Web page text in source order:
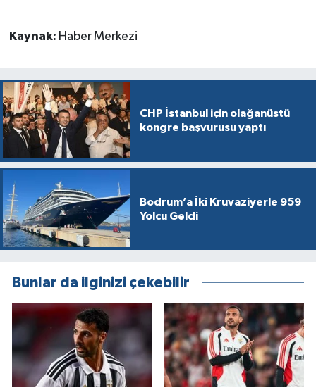
Kaynak: Haber Merkezi
CHP İstanbul için olağanüstü
kongre başvurusu yaptı
Bodrum’a İki Kruvaziyerle 959
Yolcu Geldi
Bunlar da ilginizi çekebilir